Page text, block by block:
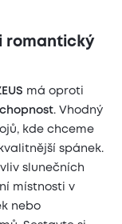
romantický
má oproti
. Vhodný
kde chceme
spánek.
slunečních
místnosti v
nebo